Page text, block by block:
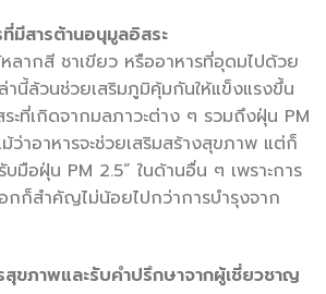
มีสารต้านอนุมูลอิสระ
หลากสี ชาเขียว หรืออาหารที่อุดมไปด้วย
านี้ล้วนช่วยเสริมภูมิคุ้มกันให้แข็งแรงขึ้น
ะที่เกิดจากมลภาวะต่าง ๆ รวมถึงฝุ่น PM
ว่าอาหารจะช่วยเสริมสร้างสุขภาพ แต่ก็
มือฝุ่น PM 2.5” ในด้านอื่น ๆ เพราะการ
ก็สำคัญไม่น้อยไปกว่าการบำรุงจาก
สุขภาพและรับคำปรึกษาจากผู้เชี่ยวชาญ